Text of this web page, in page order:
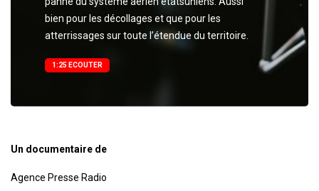
bien pour les décollages et que pour les
atterrissages sur toute l’étendue du territoire.
1:25 ECOUTER
Un documentaire de
Agence Presse Radio